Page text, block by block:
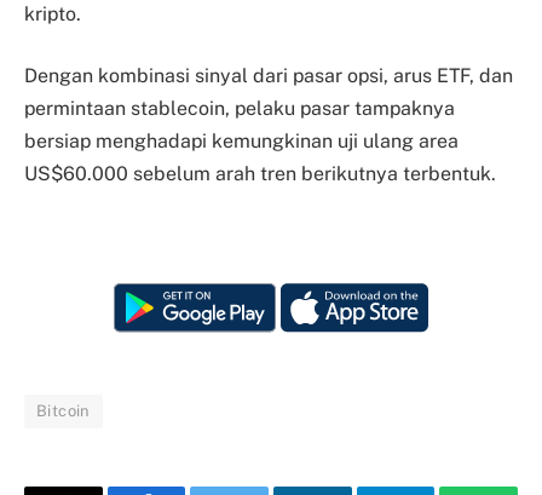
kripto.
Dengan kombinasi sinyal dari pasar opsi, arus ETF, dan
permintaan stablecoin, pelaku pasar tampaknya
bersiap menghadapi kemungkinan uji ulang area
US$60.000 sebelum arah tren berikutnya terbentuk.
Bitcoin